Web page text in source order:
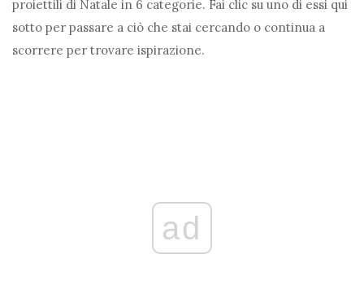
proiettili di Natale in 6 categorie. Fai clic su uno di essi qui
sotto per passare a ciò che stai cercando o continua a
scorrere per trovare ispirazione.
ad